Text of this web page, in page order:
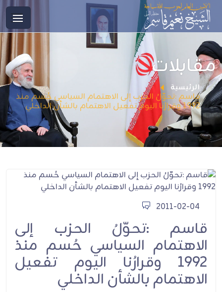
مقابلات
الرئيسية
قاسم :تحوّلُ الحزب إلى الاهتمام السياسي حُسم منذ
1992 وقرارُنا اليوم تفعيل الاهتمام بالشأن الداخلي
2011-02-04
قاسم :تحوّلُ الحزب إلى
الاهتمام السياسي حُسم منذ
1992 وقرارُنا اليوم تفعيل
الاهتمام بالشأن الداخلي